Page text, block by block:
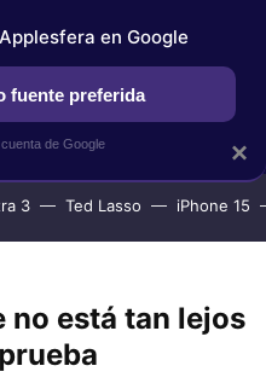
SELECCIÓN
3 Ted Lasso iPhone 15
no está tan lejos
×
en Google
fuente preferida
de Google